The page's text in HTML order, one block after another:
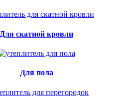
Для скатной кровли
Для пола